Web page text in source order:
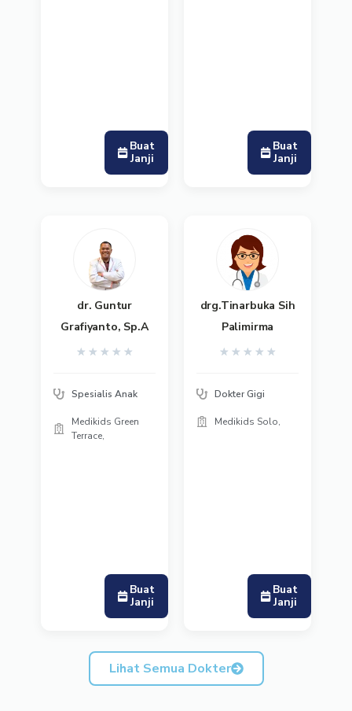
Buat
Janji
Buat
Janji
dr. Guntur
Grafiyanto, Sp.A
★ ★ ★ ★ ★
Spesialis Anak
Medikids Green
Terrace,
Buat
Janji
drg.Tinarbuka Sih
Palimirma
★ ★ ★ ★ ★
Dokter Gigi
Medikids Solo,
Buat
Janji
Lihat Semua Dokter